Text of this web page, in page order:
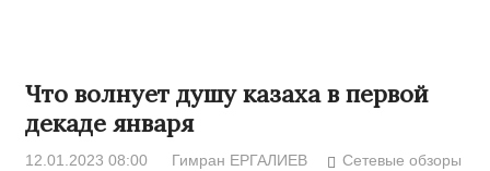
Что волнует душу казаха в первой
декаде января
12.01.2023 08:00 Гимран ЕРГАЛИЕВ
Сетевые обзоры